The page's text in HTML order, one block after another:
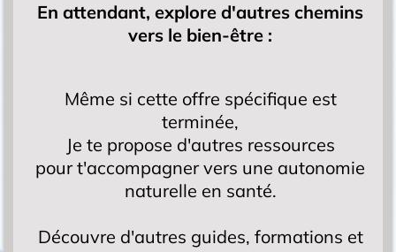
En attendant, explore d'autres chemins
vers le bien-être :
Même si cette offre spécifique est
terminée,
Je te propose d'autres ressources
pour t'accompagner vers une autonomie
naturelle en santé.
Découvre d'autres guides, formations et